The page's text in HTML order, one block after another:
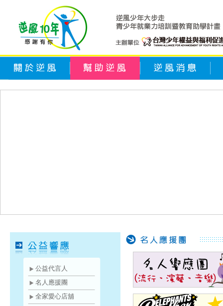
公益代言人
名人應援團
全家愛心店舖